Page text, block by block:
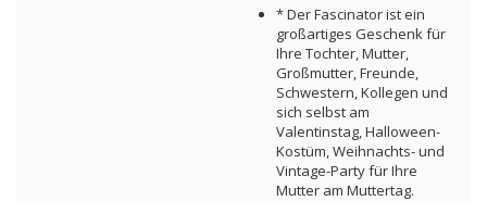
* Der Fascinator ist ein
großartiges Geschenk für
Ihre Tochter, Mutter,
Großmutter, Freunde,
Schwestern, Kollegen und
sich selbst am
Valentinstag, Halloween-
Kostüm, Weihnachts- und
Vintage-Party für Ihre
Mutter am Muttertag.